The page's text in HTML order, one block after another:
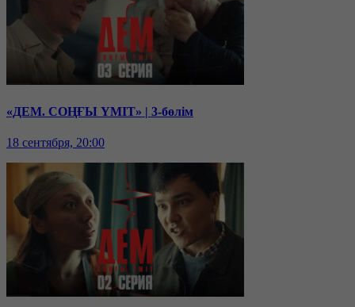
«ДЕМ. СОҢҒЫ ҮМІТ» | 3-бөлім
18 сентября, 20:00